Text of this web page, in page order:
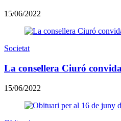
15/06/2022
Societat
La consellera Ciuró
15/06/2022